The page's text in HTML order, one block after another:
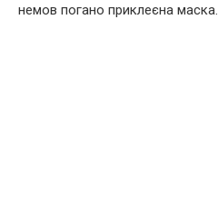
немов погано приклеєна маска.